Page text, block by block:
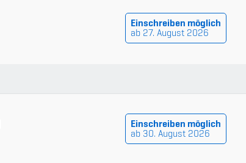
Einschreiben möglich
ab 27. August 2026
Einschreiben möglich
ab 30. August 2026